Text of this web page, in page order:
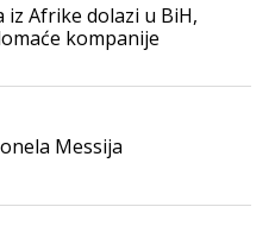
iz Afrike dolazi u BiH,
kompanije
Messija